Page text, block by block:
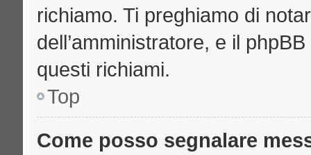
richiamo. Ti preghiamo di
dell’amministratore, e il
questi richiami.
Top
Come posso segnalare